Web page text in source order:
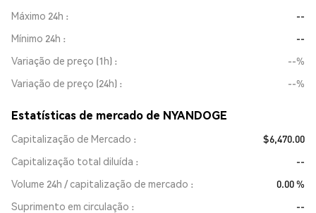
Máximo 24h
--
Mínimo 24h
--
Variação de preço (1h)
--%
Variação de preço (24h)
--%
Estatísticas de mercado de NYANDOGE
Capitalização de Mercado
$6,470.00
Capitalização total diluída
--
Volume 24h / capitalização de mercado
0.00 %
Suprimento em circulação
--